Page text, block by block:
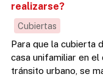
realizarse?
Cubiertas
Para que la cubierta
casa unifamiliar en
tránsito urbano, se